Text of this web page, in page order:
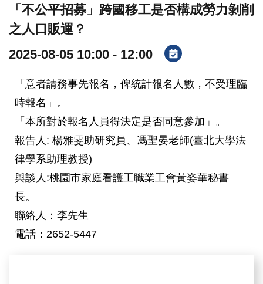
「不公平招募」跨國移工是否構成勞力剝削
之人口販運？
2025-08-05 10:00 - 12:00
「意者請務事先報名，俾統計報名人數，不受理臨
時報名」。
「本所對於報名人員得決定是否同意參加」。
報告人: 楊雅雯助研究員、馮聖晏老師(臺北大學法
律學系助理教授)
與談人:桃園市家庭看護工職業工會黃姿華秘書
長。
聯絡人：李先生
電話：2652-5447